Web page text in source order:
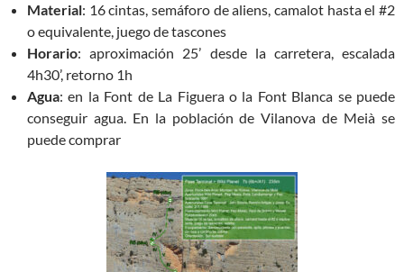
Material: 16 cintas, semáforo de aliens, camalot hasta el #2
o equivalente, juego de tascones
Horario: aproximación 25’ desde la carretera, escalada
4h30’, retorno 1h
Agua: en la Font de La Figuera o la Font Blanca se puede
conseguir agua. En la población de Vilanova de Meià se
puede comprar